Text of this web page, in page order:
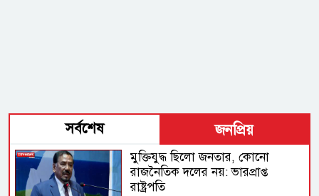
সর্বশেষ জনপ্রিয়
মুক্তিযুদ্ধ ছিলো জনতার, কোনো
রাজনৈতিক দলের নয়: ভারপ্রাপ্ত
রাষ্ট্রপতি